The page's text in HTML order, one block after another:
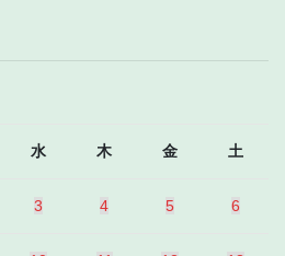
水 木 金 土
3 4 5 6